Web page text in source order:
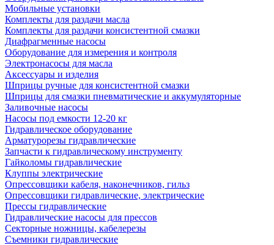
Мобильные установки
Комплекты для раздачи масла
Комплекты для раздачи консистентной смазки
Диафрагменные насосы
Оборудование для измерения и контроля
Электронасосы для масла
Аксессуары и изделия
Шприцы ручные для консистентной смазки
Шприцы для смазки пневматические и аккумуляторные
Заливочные насосы
Насосы под емкости 12-20 кг
Гидравлическое оборудование
Арматурорезы гидравлические
Запчасти к гидравлическому инструменту
Гайколомы гидравлические
Клуппы электрические
Опрессовщики кабеля, наконечников, гильз
Опрессовщики гидравлические, электрические
Прессы гидравлические
Гидравлические насосы для прессов
Секторные ножницы, кабелерезы
Съемники гидравлические